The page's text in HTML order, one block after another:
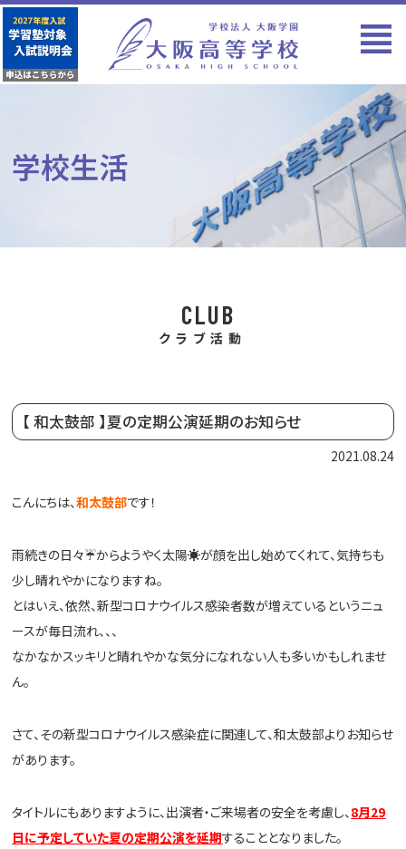
学校生活
CLUB
クラブ活動
【 和太鼓部 】夏の定期公演延期のお知らせ
2021.08.24
こんにちは、和太鼓部です！
雨続きの日々☔からようやく太陽☀が顔を出し始めてくれて、気持ちも
少し晴れやかになりますね。
とはいえ、依然、新型コロナウイルス感染者数が増えているというニュ
ースが毎日流れ、、、
なかなかスッキリと晴れやかな気分になれない人も多いかもしれませ
ん。
さて、その新型コロナウイルス感染症に関連して、和太鼓部よりお知らせ
があります。
タイトルにもありますように、出演者・ご来場者の安全を考慮し、 8月29
日に予定していた夏の定期公演を延期することとなりました。